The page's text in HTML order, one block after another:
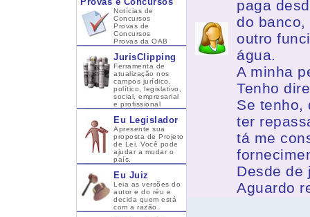
Notícias de
Concursos
Provas de
Concursos
Provas da OAB
JurisClipping
Ferramenta de
atualização nos
campos jurídico,
político, legislativo,
social, empresarial
e profissional
Eu Legislador
Apresente sua
proposta de Projeto
de Lei. Você pode
ajudar a mudar o
país.
Eu Juiz
Leia as versões do
autor e do réu e
decida quem está
com a razão.
paga
do
outro
água.
A minha
Tenho
Se tenho,
ter
tá me
Desde de
Aguardo